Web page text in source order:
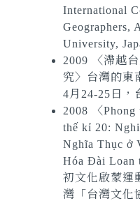
International
Geographers,
University,
2009 〈滯越
究〉台灣的東
4月24-25日，
2008 〈Phong
thế kỉ 20:
Nghĩa Thục ở
Hóa Đài Loan
初文化啟蒙運
灣「台灣文化